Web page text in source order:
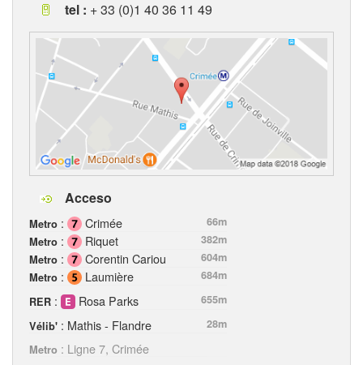
tel : + 33 (0)1 40 36 11 49
Acceso
Metro : Crimée
66m
Metro : Riquet
382m
Metro : Corentin Cariou
604m
Metro : Laumière
684m
RER : Rosa Parks
655m
Vélib' : Mathis - Flandre
28m
Metro : Ligne 7, Crimée